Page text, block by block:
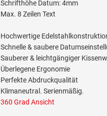
Schrifthöhe Datum: 4mm
Max. 8 Zeilen Text
Hochwertige
Schnelle & saubere
Sauberer & leichtgängiger
Überlegene Ergonomie
Perfekte Abdruckqualität
Klimaneutral. Serienmäßig.
360 Grad Ansicht